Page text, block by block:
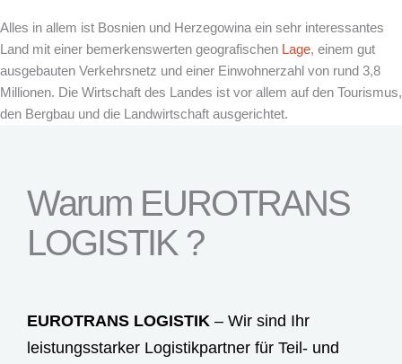
Alles in allem ist Bosnien und Herzegowina ein sehr interessantes
Land mit einer bemerkenswerten geografischen Lage, einem gut
ausgebauten Verkehrsnetz und einer Einwohnerzahl von rund 3,8
Millionen. Die Wirtschaft des Landes ist vor allem auf den Tourismus,
den Bergbau und die Landwirtschaft ausgerichtet.
Warum EUROTRANS
LOGISTIK ?
EUROTRANS LOGISTIK – Wir sind Ihr
leistungsstarker Logistikpartner für Teil- und